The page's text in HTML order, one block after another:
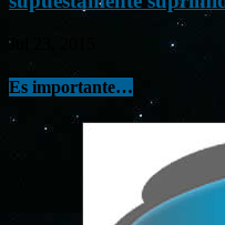
Jul 23, 2015
Es importante…